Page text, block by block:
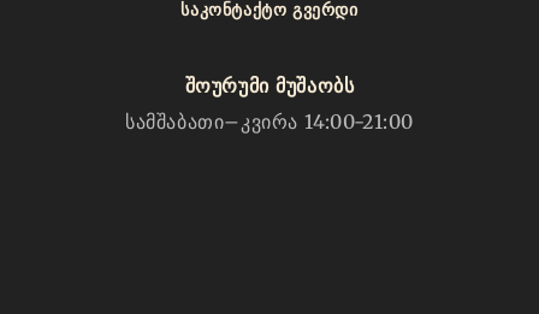
ᲡᲐᲙᲝᲜᲢᲐᲥᲢᲝ ᲒᲕᲔᲠᲓᲘ
შოურუმი მუშაობს
სამშაბათი–კვირა 14:00-21:00